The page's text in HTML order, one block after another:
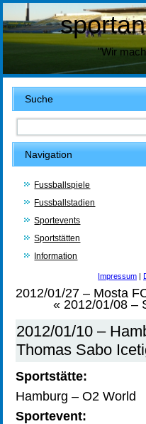
"Wir
Suche
Navigation
Fussballspiele
Fussballstadien
Sportevents
Sportstätten
Information
Impressum |
2012/01/27 – Mosta
« 2012/01/08 –
2012/01/10 –
Thomas Sabo
Sportstätte:
Hamburg – O2 World
Sportevent: